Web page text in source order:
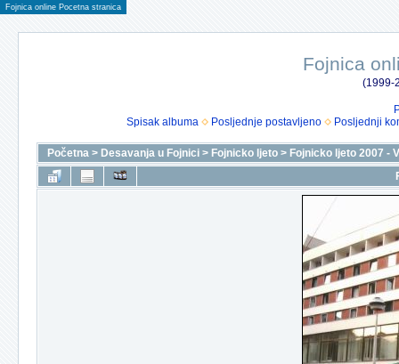
Fojnica online Pocetna stranica
Fojnica
(1999-
Spisak albuma
Posljednje postavljeno Posljednji
Početna > Desavanja u Fojnici > Fojnicko ljeto > Fojnicko ljeto 2007 -